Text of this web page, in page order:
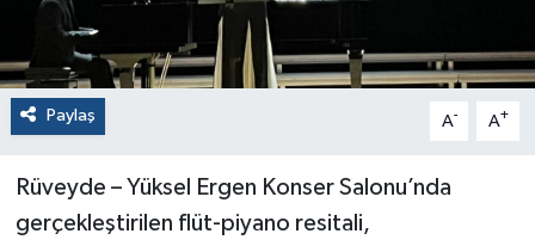
Paylaş A- A+
Rüveyde – Yüksel Ergen Konser Salonu’nda
gerçekleştirilen flüt-piyano resitali,